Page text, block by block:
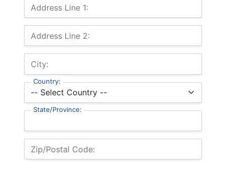
Billing Address
Address Line 1:
Address Line 2:
City:
Country:
State/Province:
Zip/Postal Code: